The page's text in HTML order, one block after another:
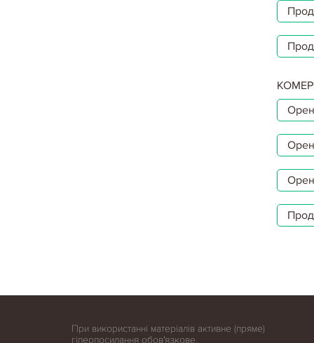
При використанні матеріалів активне (пряме)
гіперпосилання обов'язкове.